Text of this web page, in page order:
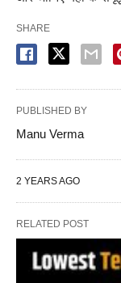
SHARE
PUBLISHED BY
Manu Verma
2 YEARS AGO
RELATED POST